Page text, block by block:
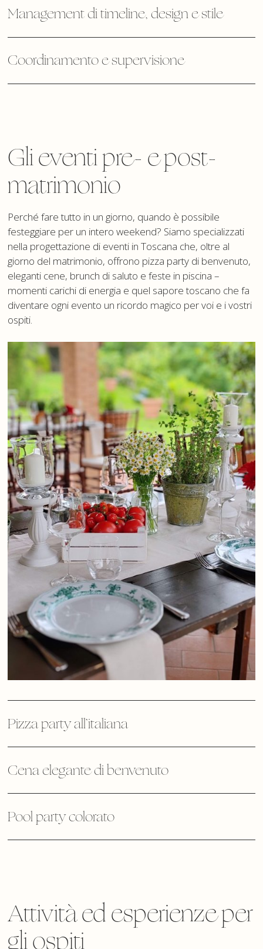
Management di timeline, design e stile
Coordinamento e supervisione
Gli eventi pre- e post-
matrimonio
Perché fare tutto in un giorno, quando è possibile
festeggiare per un intero weekend? Siamo specializzati
nella progettazione di eventi in Toscana che, oltre al
giorno del matrimonio, offrono pizza party di benvenuto,
eleganti cene, brunch di saluto e feste in piscina –
momenti carichi di energia e quel sapore toscano che fa
diventare ogni evento un ricordo magico per voi e i vostri
ospiti.
Pizza party all’italiana
Cena elegante di benvenuto
Pool party colorato
Attività ed esperienze per
gli ospiti